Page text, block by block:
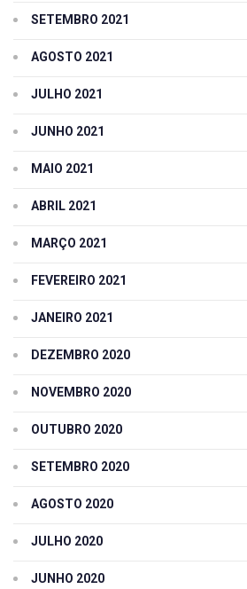
SETEMBRO 2021
AGOSTO 2021
JULHO 2021
JUNHO 2021
MAIO 2021
ABRIL 2021
MARÇO 2021
FEVEREIRO 2021
JANEIRO 2021
DEZEMBRO 2020
NOVEMBRO 2020
OUTUBRO 2020
SETEMBRO 2020
AGOSTO 2020
JULHO 2020
JUNHO 2020